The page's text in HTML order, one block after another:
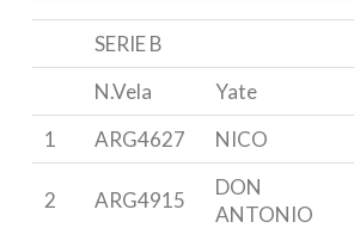
SERIE B
N.Vela
Yate
1
ARG4627 NICO
2 ARG4915
DON
ANTONIO